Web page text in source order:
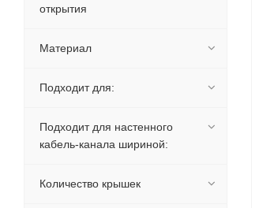
открытия
Материал
Подходит для:
Подходит для настенного
кабель-канала шириной:
Количество крышек